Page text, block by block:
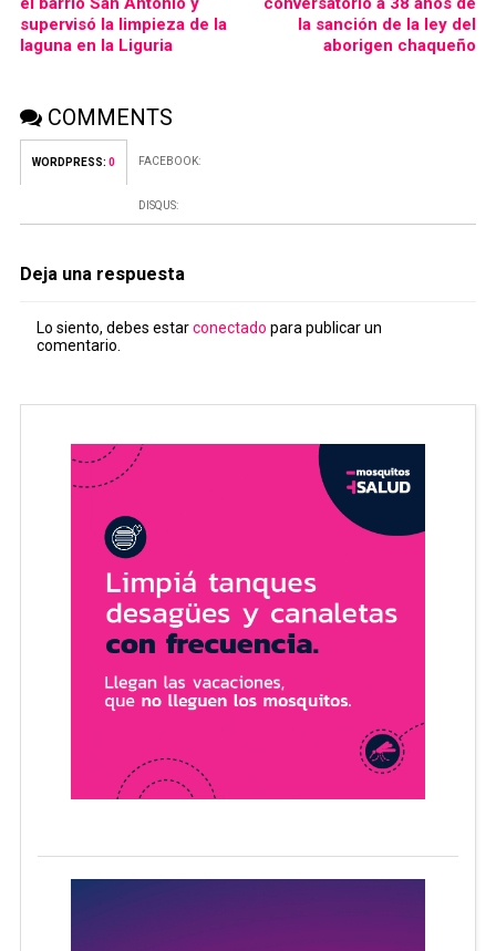
supervisó la limpieza de la
laguna en la Liguria
la sanción de la ley del
aborigen chaqueño
COMMENTS
WORDPRESS: 0 FACEBOOK:
DISQUS:
Deja una respuesta
Lo siento, debes estarconectado para publicar un
comentario.